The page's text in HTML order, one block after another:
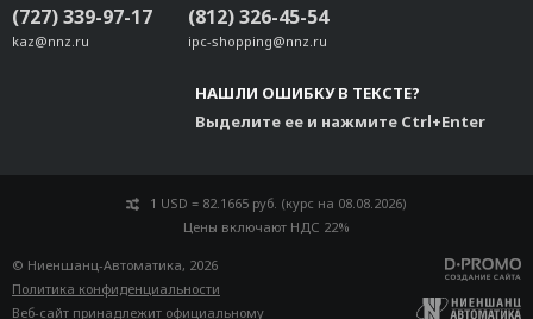
(727) 339-97-17
kaz@nnz.ru
(812) 326-45-54
ipc-shopping@nnz.ru
НАШЛИ ОШИБКУ В ТЕКСТЕ?
Выделите ее и нажмите Ctrl+Enter
1 USD = 82.1665 руб. (курс на 08.08.2026)
Цены включают НДС 22%
© Ниеншанц-Автоматика, 2026
Политика конфиденциальности
Веб-сайт принадлежит официальному